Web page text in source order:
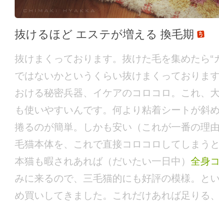
抜けるほど エステが増える 換毛期
抜けまくっております。抜けた毛を集めたら“
ではないかというくらい抜けまくっておりま
おける秘密兵器、イケアのコロコロ。これ、
も使いやすいんです。何より粘着シートが斜
捲るのが簡単。しかも安い（これが一番の理
毛猫本体を、これで直接コロコロしてしまう
本猫も暇されあれば（だいたい一日中） 全身
みに来るので、三毛猫的にも好評の模様。と
め買いしてきました。これだけあれば足りる